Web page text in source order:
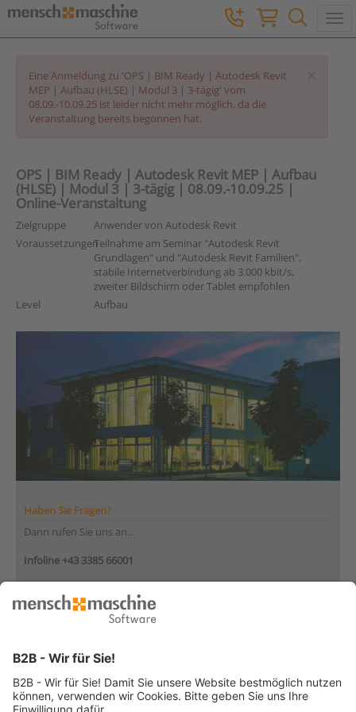
Eine Anmeldung zu 'OPS | BIM Ready | Autodesk Revit
MEP | Aufbau (HLSE) | Modul 3 | 3-tägig' vom
08.09.-10.09.25 ist leider nicht mehr möglich, da die
Veranstaltung bereits begonnen hat.
OPS | BIM Ready | Autodesk Revit MEP | Aufbau
(HLSE) | Modul 3 | 3-tägig | 08.09.-10.09.25 |
Online-Veranstaltung
Zielgruppe
Anwender von Autodesk Revit
VoraussetzungenTeilnahme am Seminar "Autodesk Revit
Grundlagen" und "Autodesk Revit Familien",
stabile Internetverbindung ab 3.000 kbit/s,
zweiter Bildschirm oder Tablet empfohlen
Level
Aufbau
Haben Sie Fragen?
Dann rufen Sie uns an...
Infoline +43 3385 66001
von 08:30 bis 12:00 Uhr
und 12:30 bis 17:00 Uhr
von 08:30 bis 12:30 Uhr
... oder senden Sie uns Ihre Nachricht»